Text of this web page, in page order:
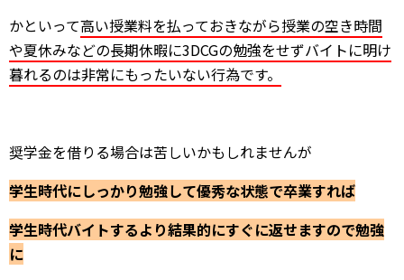
かといって高い授業料を払っておきながら授業の空き時間
や夏休みなどの長期休暇に3DCGの勉強をせずバイトに明け
暮れるのは非常にもったいない行為です。
奨学金を借りる場合は苦しいかもしれませんが
学生時代にしっかり勉強して優秀な状態で卒業すれば
学生時代バイトするより結果的にすぐに返せますので勉強
に